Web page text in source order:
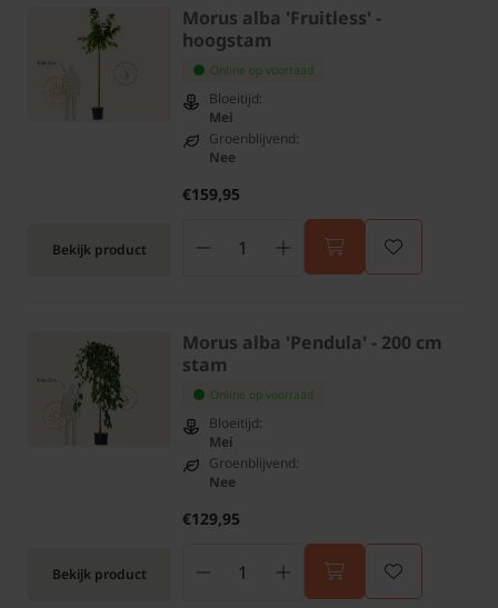
Bekijk product
Morus alba 'Fruitless' -
hoogstam
Online op voorraad
Bloeitijd:
Mei
Groenblijvend:
Nee
€159,95
Bekijk product
Morus alba 'Pendula' - 200 cm
stam
Online op voorraad
Bloeitijd:
Mei
Groenblijvend:
Nee
€129,95